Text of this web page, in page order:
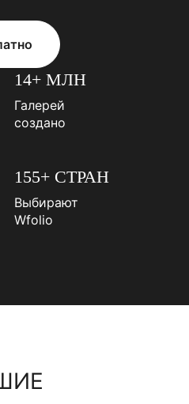
14+ МЛН
Галерей
создано
155+ СТРАН
Выбирают
Wfolio